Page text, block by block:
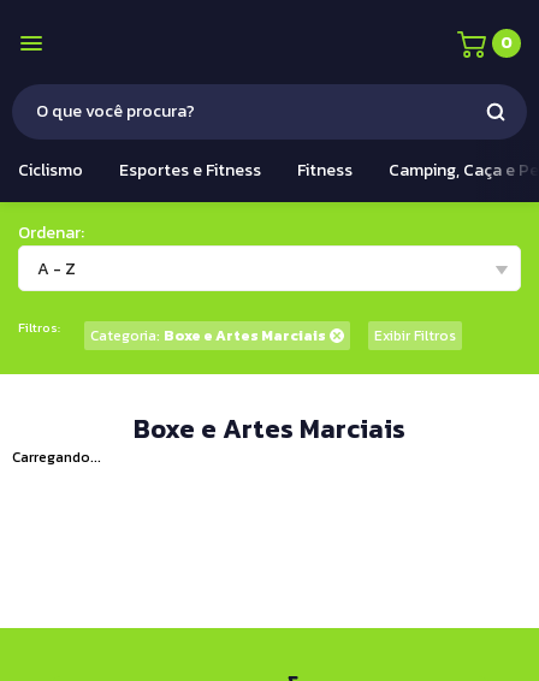
0
Ciclismo Esportes e Fitness Fitness Camping, Caça e
Ordenar:
A - Z
Filtros: Categoria: Boxe e Artes Marciais Exibir Filtros
Boxe e Artes Marciais
Carregando...